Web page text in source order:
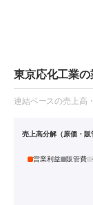
東京応化工業
連結ベースの売上高
売上高分解（原価・販
営業利益 販管費